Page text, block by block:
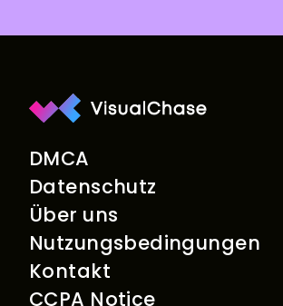
DMCA
Datenschutz
Über uns
Nutzungsbedingungen
Kontakt
CCPA Notice